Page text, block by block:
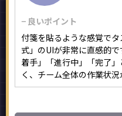
− 良いポイント
付箋を貼るような感覚で
式」のUIが非常に直感的
着手」「進行中」「完了
く、チーム全体の作業状